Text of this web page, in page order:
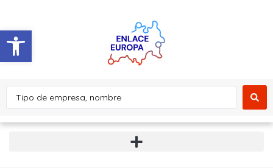
Abrir barra de herramientas